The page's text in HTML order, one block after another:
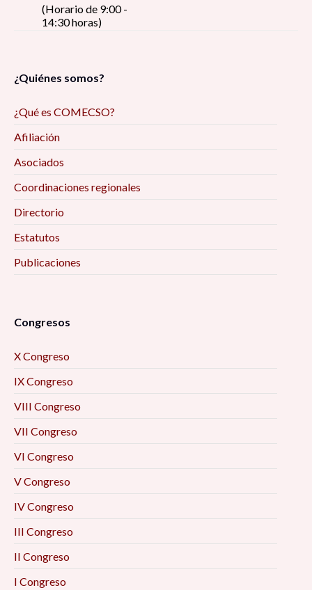
(Horario de 9:00 -
14:30 horas)
¿Quiénes somos?
¿Qué es COMECSO?
Afiliación
Asociados
Coordinaciones regionales
Directorio
Estatutos
Publicaciones
Congresos
X Congreso
IX Congreso
VIII Congreso
VII Congreso
VI Congreso
V Congreso
IV Congreso
III Congreso
II Congreso
I Congreso